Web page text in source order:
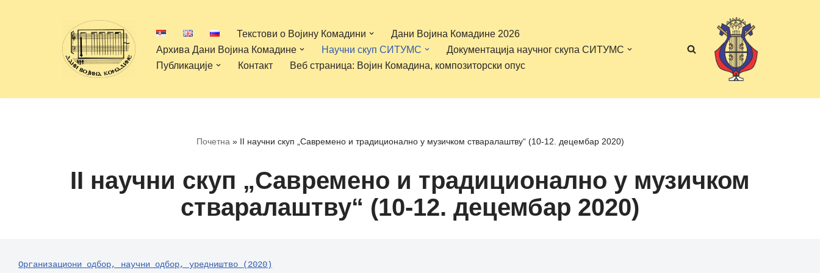
Текстови о Војину Комадини
Дани Војина Комадине 2026
Архива Дани Војина Комадине
Научни скуп СИТУМС
Документација научног скупа СИТУМС
Публикације
Контакт Веб страница: Војин Комадина, композиторски опус
Почетна » II научни скуп „Савремено и традиционално у музичком стваралаштву“ (10-12. децембар 2020)
II научни скуп „Савремено и традиционално у музичком
стваралаштву“ (10-12. децембар 2020)
Организациони одбор, научни одбор, уредништво (2020)